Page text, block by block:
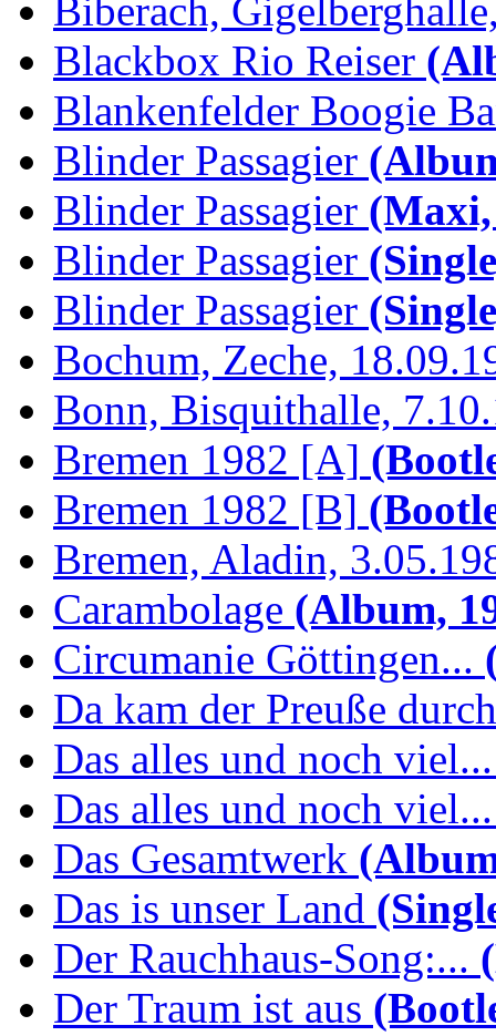
Biberach,
Blackbox Rio Reiser
Blankenfelder Boogie
Blinder Passagier
Blinder Passagier
Blinder Passagier
Blinder Passagier
Bochum, Zeche,
Bonn, Bisquithalle,
Bremen 1982 [A]
Bremen 1982 [B]
Bremen, Aladin,
Carambolage (Album,
Circumanie Göttingen...
Da kam der Preuße durch
Das alles und noch viel...
Das alles und noch viel...
Das Gesamtwerk
Das is unser Land
Der Rauchhaus-Song:...
Der Traum ist aus